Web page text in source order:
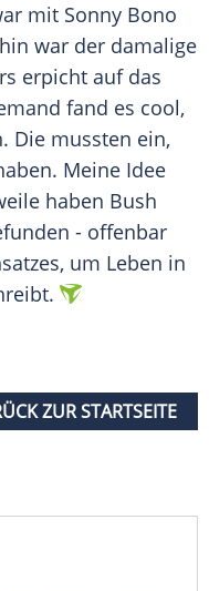
mit Sonny Bono
war der damalige
erpicht auf das
fand es cool,
Die mussten ein,
Meine Idee
haben Bush
- offenbar
um Leben in
ZUR STARTSEITE